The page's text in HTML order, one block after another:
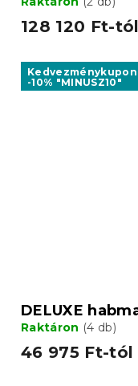
128 120 Ft-tól
Kedvezménykupon
-10% "MINUSZ10"
DELUXE
Raktáron (4 db)
46 975 Ft-tól